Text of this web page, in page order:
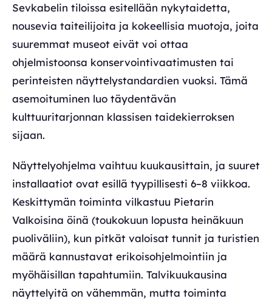
Sevkabelin tiloissa esitellään nykytaidetta,
nousevia taiteilijoita ja kokeellisia muotoja, joita
suuremmat museot eivät voi ottaa
ohjelmistoonsa konservointivaatimusten tai
perinteisten näyttelystandardien vuoksi. Tämä
asemoituminen luo täydentävän
kulttuuritarjonnan klassisen taidekierroksen
sijaan.
Näyttelyohjelma vaihtuu kuukausittain, ja suuret
installaatiot ovat esillä tyypillisesti 6–8 viikkoa.
Keskittymän toiminta vilkastuu Pietarin
Valkoisina öinä (toukokuun lopusta heinäkuun
puoliväliin), kun pitkät valoisat tunnit ja turistien
määrä kannustavat erikoisohjelmointiin ja
myöhäisillan tapahtumiin. Talvikuukausina
näyttelyitä on vähemmän, mutta toiminta